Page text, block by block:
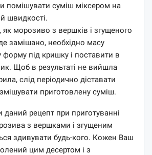
помішувати суміш міксером на
швидкості.
як морозиво з вершків і згущеного
замішано, необхідно масу
форму під кришку і поставити в
Щоб в результаті не вийшла
слід періодично діставати
приготовлену суміш.
рецепт при приготуванні
з вершками і згущеним
здивувати будь-кого. Кожен Ваш
цим десертом і з